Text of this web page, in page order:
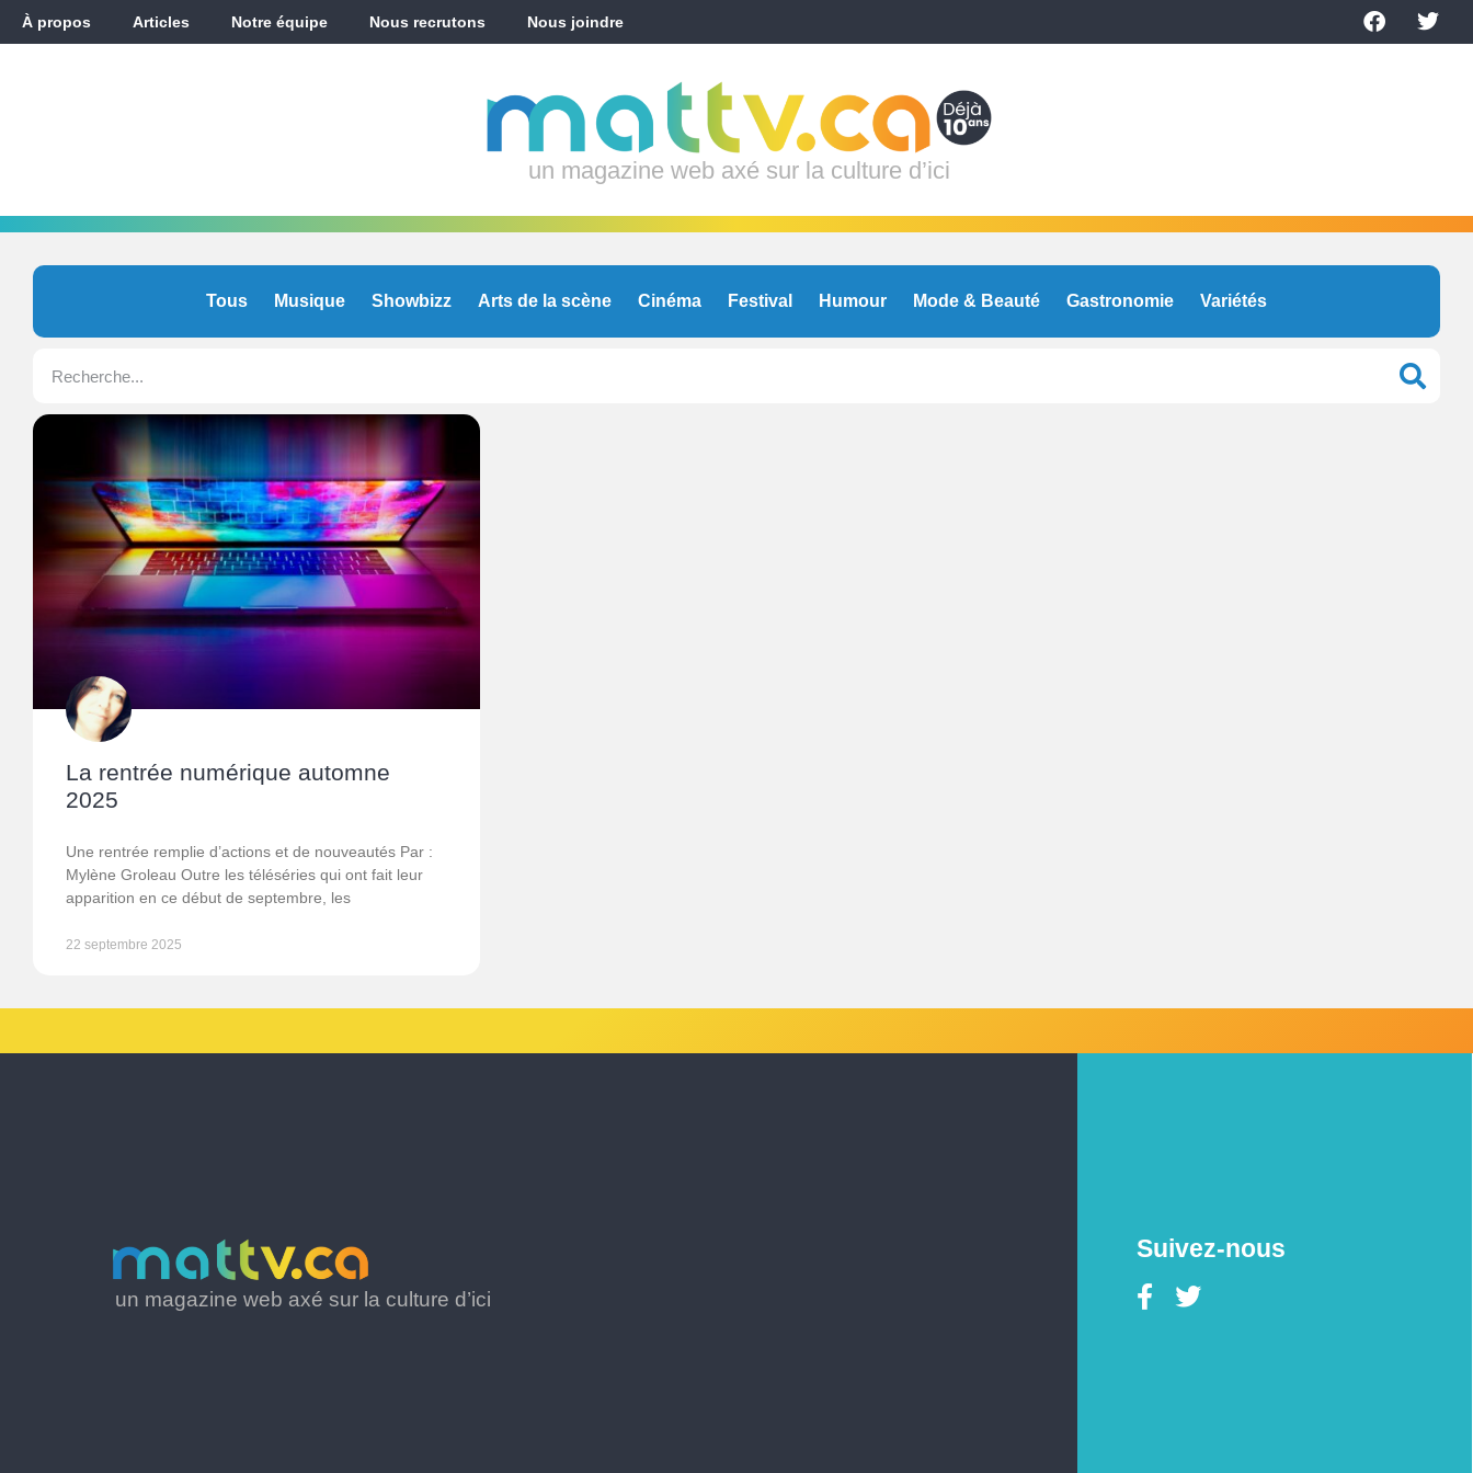
À propos Articles Notre équipe Nous recrutons Nous joindre
un magazine web axé sur la culture d’ici
Tous Musique Showbizz Arts de la scène Cinéma Festival Humour Mode & Beauté Gastronomie Variétés
La rentrée numérique automne
2025
Une rentrée remplie d’actions et de nouveautés Par :
Mylène Groleau Outre les téléséries qui ont fait leur
apparition en ce début de septembre, les
22 septembre 2025
un magazine web axé sur la culture d’ici
Suivez-nous